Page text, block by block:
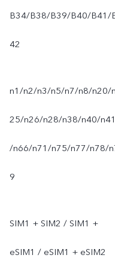
B34/B38/B39/B40/B41/
42
n1/n2/n3/n5/n7/n8/n20/
25/n26/n28/n38/n40/
/n66/n71/n75/n77/n78/
9
SIM1 + SIM2 / SIM1 +
eSIM1 / eSIM1 + eSIM2